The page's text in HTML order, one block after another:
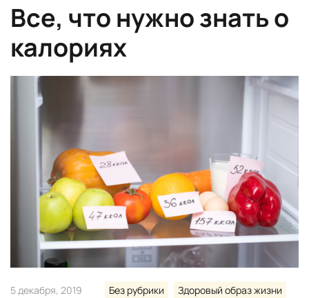
Все, что нужно знать о
калориях
5 декабря, 2019 Без рубрики Здоровый образ жизни